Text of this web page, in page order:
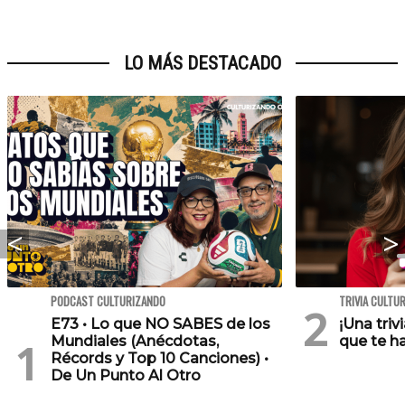
LO MÁS DESTACADO
PODCAST CULTURIZANDO
E73 • Lo que NO SABES de los
Mundiales (Anécdotas,
Récords y Top 10 Canciones) •
De Un Punto Al Otro
TRIVIA
¡Una
que te